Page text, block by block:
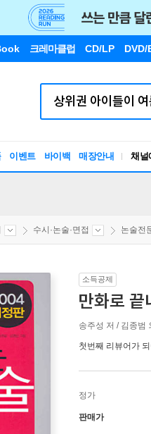
크레마클럽 CD/LP DVD/
이벤트 바이백 매장안내 채널
수시·논술·면접 논술전
소득공제
만화로 끝
송주성 저 / 김종범
첫번째 리뷰어가
정가
판매가